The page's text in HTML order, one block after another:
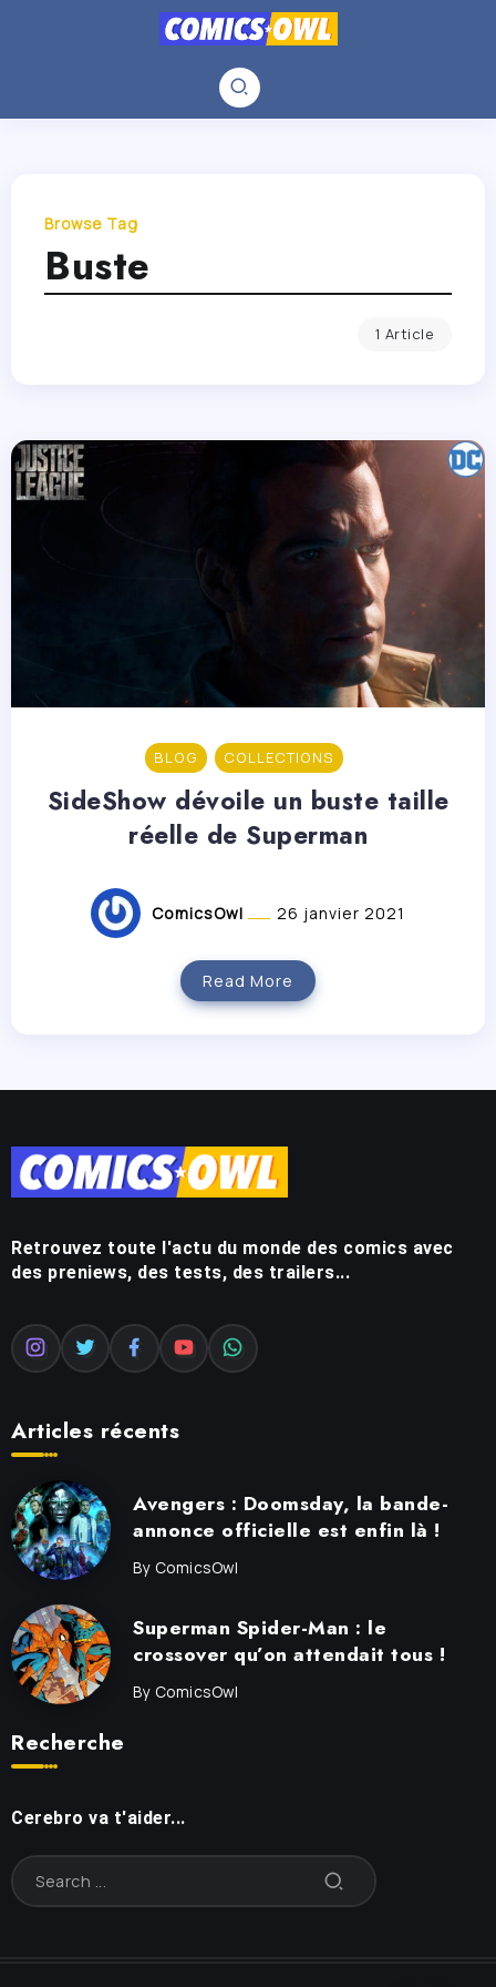
Browse Tag
Buste
1 Article
BLOG COLLECTIONS
SideShow dévoile un buste taille
réelle de Superman
ComicsOwl 26 janvier 2021
Read More
Retrouvez toute l'actu du monde des comics avec
des preniews, des tests, des trailers...
Articles récents
Avengers : Doomsday, la bande-
annonce officielle est enfin là !
By ComicsOwl
Superman Spider-Man : le
crossover qu’on attendait tous !
By ComicsOwl
Recherche
Cerebro va t'aider...